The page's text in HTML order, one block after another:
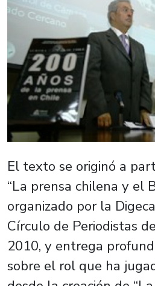
El texto se originó a
“La prensa chilena y el
organizado por la
Círculo de Periodistas
2010, y entrega
sobre el rol que ha